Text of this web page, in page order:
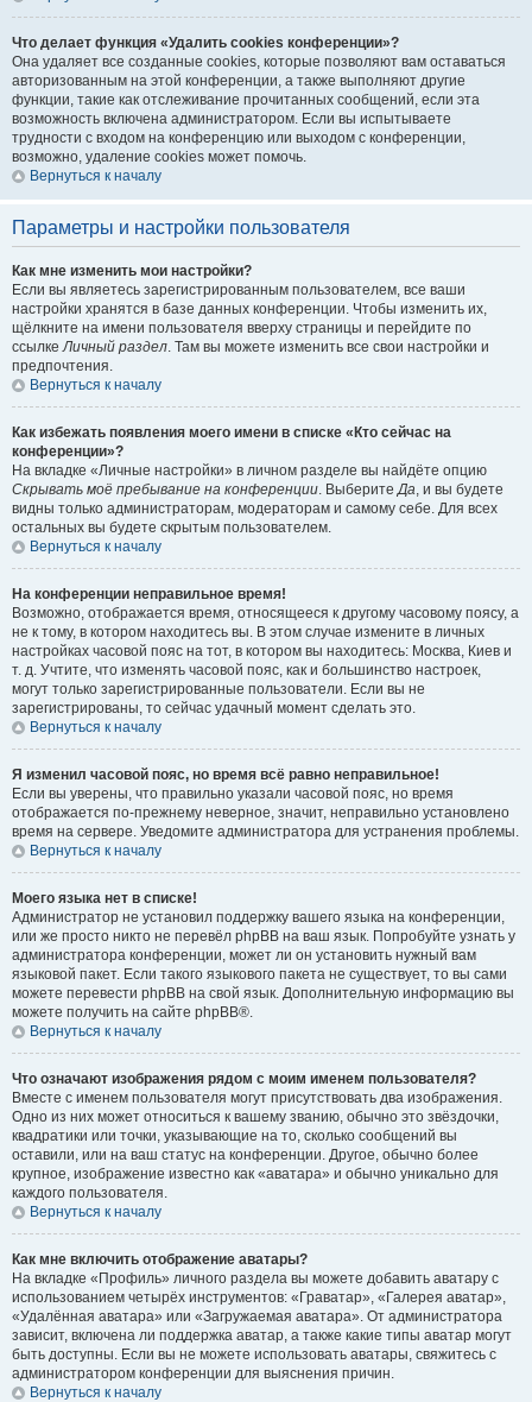
Что делает функция «Удалить cookies конференции»?
Она удаляет все созданные cookies, которые позволяют вам оставаться
авторизованным на этой конференции, а также выполняют другие
функции, такие как отслеживание прочитанных сообщений, если эта
возможность включена администратором. Если вы испытываете
трудности с входом на конференцию или выходом с конференции,
возможно, удаление cookies может помочь.
Вернуться к началу
Параметры и настройки пользователя
Как мне изменить мои настройки?
Если вы являетесь зарегистрированным пользователем, все ваши
настройки хранятся в базе данных конференции. Чтобы изменить их,
щёлкните на имени пользователя вверху страницы и перейдите по
ссылкеЛичный раздел. Там вы можете изменить все свои настройки и
предпочтения.
Вернуться к началу
Как избежать появления моего имени в списке «Кто сейчас на
конференции»?
На вкладке «Личные настройки» в личном разделе вы найдёте опцию
Скрывать моё пребывание на конференции. ВыберитеДа, и вы будете
видны только администраторам, модераторам и самому себе. Для всех
остальных вы будете скрытым пользователем.
Вернуться к началу
На конференции неправильное время!
Возможно, отображается время, относящееся к другому часовому поясу, а
не к тому, в котором находитесь вы. В этом случае измените в личных
настройках часовой пояс на тот, в котором вы находитесь: Москва, Киев и
т. д. Учтите, что изменять часовой пояс, как и большинство настроек,
могут только зарегистрированные пользователи. Если вы не
зарегистрированы, то сейчас удачный момент сделать это.
Вернуться к началу
Я изменил часовой пояс, но время всё равно неправильное!
Если вы уверены, что правильно указали часовой пояс, но время
отображается по-прежнему неверное, значит, неправильно установлено
время на сервере. Уведомите администратора для устранения проблемы.
Вернуться к началу
Моего языка нет в списке!
Администратор не установил поддержку вашего языка на конференции,
или же просто никто не перевёл phpBB на ваш язык. Попробуйте узнать у
администратора конференции, может ли он установить нужный вам
языковой пакет. Если такого языкового пакета не существует, то вы сами
можете перевести phpBB на свой язык. Дополнительную информацию вы
можете получить на сайте phpBB®.
Вернуться к началу
Что означают изображения рядом с моим именем пользователя?
Вместе с именем пользователя могут присутствовать два изображения.
Одно из них может относиться к вашему званию, обычно это звёздочки,
квадратики или точки, указывающие на то, сколько сообщений вы
оставили, или на ваш статус на конференции. Другое, обычно более
крупное, изображение известно как «аватара» и обычно уникально для
каждого пользователя.
Вернуться к началу
Как мне включить отображение аватары?
На вкладке «Профиль» личного раздела вы можете добавить аватару с
использованием четырёх инструментов: «Граватар», «Галерея аватар»,
«Удалённая аватара» или «Загружаемая аватара». От администратора
зависит, включена ли поддержка аватар, а также какие типы аватар могут
быть доступны. Если вы не можете использовать аватары, свяжитесь с
администратором конференции для выяснения причин.
Вернуться к началу